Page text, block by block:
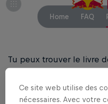
Home FAQ
Tu peux trouver le livre
Ce site web utilise des
nécessaires. Avec votre